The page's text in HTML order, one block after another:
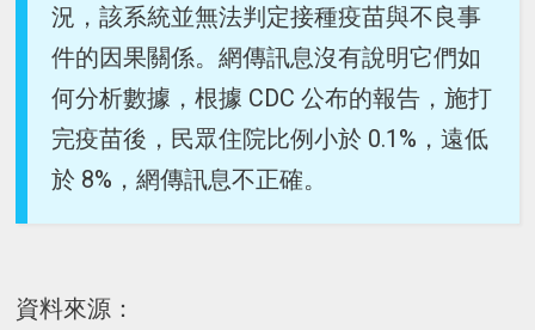
況，該系統並無法判定接種疫苗與不良事
件的因果關係。網傳訊息沒有說明它們如
何分析數據，根據 CDC 公布的報告，施打
完疫苗後，民眾住院比例小於 0.1%，遠低
於 8%，網傳訊息不正確。
資料來源：